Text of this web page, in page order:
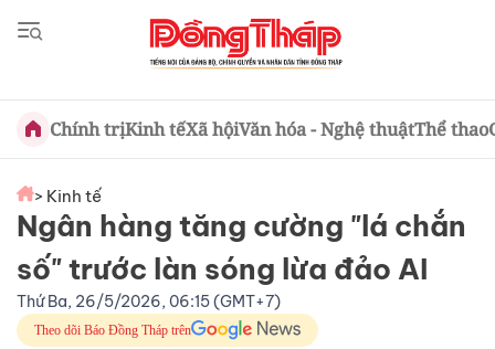
Chính trịKinh tếXã hộiVăn hóa - Nghệ thuậtThể thao
> Kinh tế
Ngân hàng tăng cường "lá chắn
số" trước làn sóng lừa đảo AI
Thứ Ba, 26/5/2026, 06:15 (GMT+7)
Theo dõi Báo Đồng Tháp trên